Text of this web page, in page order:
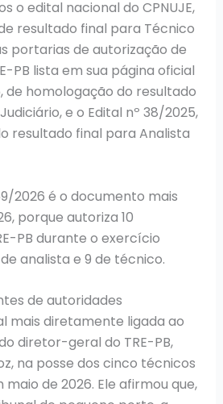
o edital nacional do CPNUJE,
resultado final para Técnico
portarias de autorização de
PB lista em sua página oficial
de homologação do resultado
e o Edital nº 38/2025,
resultado final para Analista
2026 é o documento mais
porque autoriza 10
PB durante o exercício
analista e 9 de técnico.
de autoridades
mais diretamente ligada ao
diretor-geral do TRE-PB,
na posse dos cinco técnicos
de 2026. Ele afirmou que,